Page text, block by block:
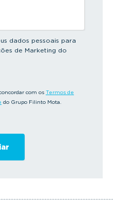
dados pessoais para
de Marketing do
com os Termos de
do Grupo Filinto Mota.